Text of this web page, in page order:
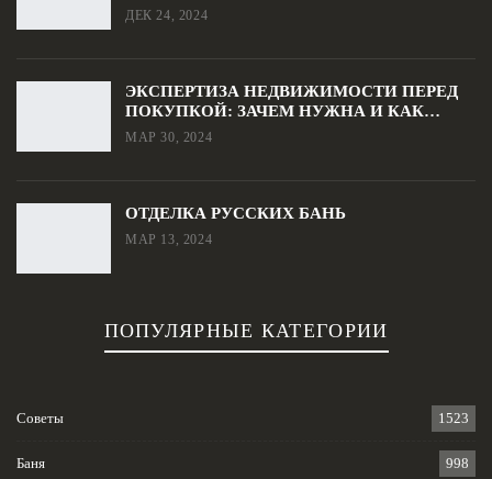
ДЕК 24, 2024
ЭКСПЕРТИЗА НЕДВИЖИМОСТИ ПЕРЕД
ПОКУПКОЙ: ЗАЧЕМ НУЖНА И КАК…
МАР 30, 2024
ОТДЕЛКА РУССКИХ БАНЬ
МАР 13, 2024
ПОПУЛЯРНЫЕ КАТЕГОРИИ
Советы 1523
Баня 998